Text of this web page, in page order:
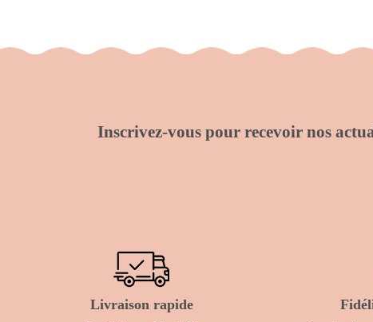
Inscrivez-vous pour recevoir nos
Livraison rapide